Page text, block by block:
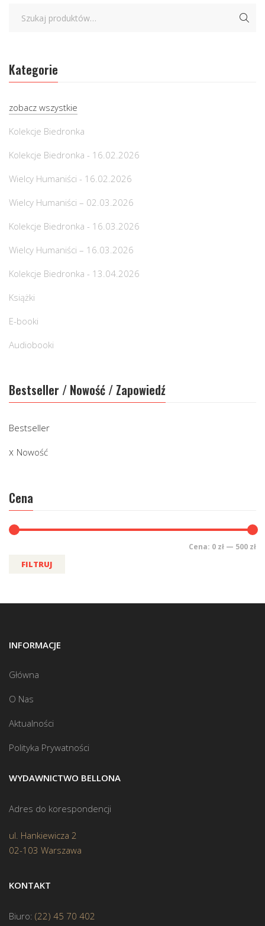
Kategorie
zobacz wszystkie
Kolekcje Biedronka
Kolekcje Biedronka - 16.02.2026
Wielcy Humaniści - 16.02.2026
Wielcy Humaniści – 02.03.2026
Kolekcje Biedronka - 16.03.2026
Wielcy Humaniści – 16.03.2026
Kolekcje Biedronka - 13.04.2026
Książki
E-booki
Audiobooki
Bestseller / Nowość / Zapowiedź
Bestseller
Nowość
Cena
FILTRUJ
Cena: 0 zł — 500 zł
INFORMACJE
Główna
O Nas
Aktualności
Polityka Prywatności
WYDAWNICTWO BELLONA
Adres do korespondencji
ul. Hankiewicza 2
02-103 Warszawa
KONTAKT
Biuro: (22) 45 70 402